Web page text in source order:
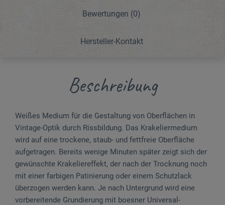
Bewertungen (0)
Hersteller-Kontakt
Beschreibung
Weißes Medium für die Gestaltung von Oberflächen in
Vintage-Optik durch Rissbildung. Das Krakeliermedium
wird auf eine trockene, staub- und fettfreie Oberfläche
aufgetragen. Bereits wenige Minuten später zeigt sich der
gewünschte Krakeliereffekt, der nach der Trocknung noch
mit einer farbigen Patinierung oder einem Schutzlack
überzogen werden kann. Je nach Untergrund wird eine
vorbereitende Grundierung mit boesner Universal-